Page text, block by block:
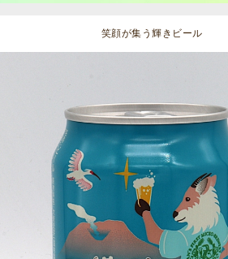
笑顔が集う輝きビール